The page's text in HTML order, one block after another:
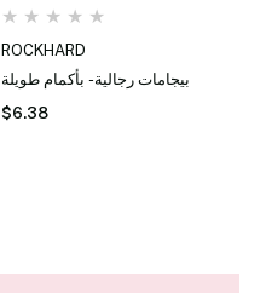
★ ★ ★ ★ ★
ROCKHARD
بيجامات رجالية - بأكمام طويلة
$6.38